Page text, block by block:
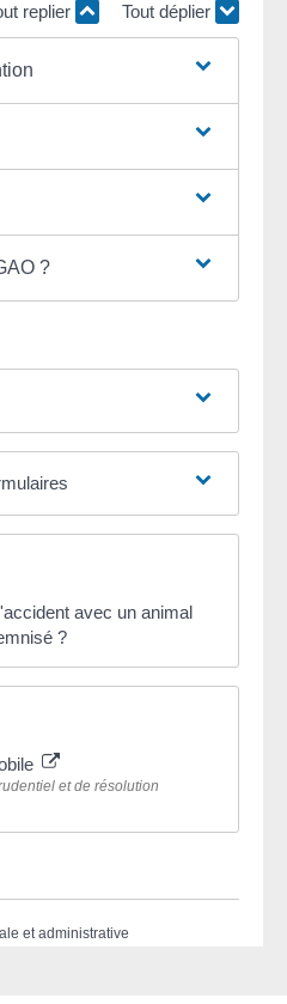
replier Tout déplier
?
avec un animal
?
et de résolution
et administrative